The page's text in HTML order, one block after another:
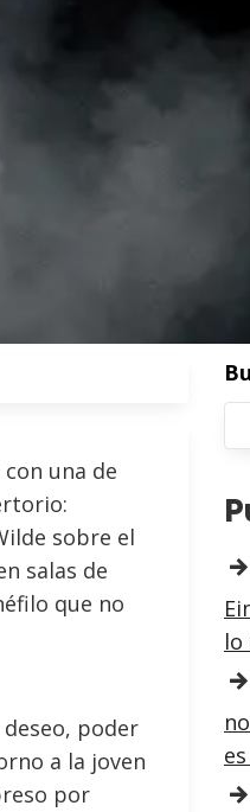
una de
sobre el
salas de
que no
poder
a la joven
por
lo